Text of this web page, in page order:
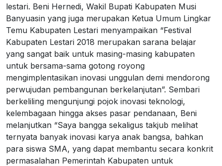
lestari. Beni Hernedi, Wakil Bupati Kabupaten Musi
Banyuasin yang juga merupakan Ketua Umum Lingkar
Temu Kabupaten Lestari menyampaikan “Festival
Kabupaten Lestari 2018 merupakan sarana belajar
yang sangat baik untuk masing-masing kabupaten
untuk bersama-sama gotong royong
mengimplentasikan inovasi unggulan demi mendorong
perwujudan pembangunan berkelanjutan”. Sembari
berkeliling mengunjungi pojok inovasi teknologi,
kelembagaan hingga akses pasar pendanaan, Beni
melanjutkan “Saya bangga sekaligus takjub melihat
ternyata banyak inovasi karya anak bangsa, bahkan
para siswa SMA, yang dapat membantu secara konkrit
permasalahan Pemerintah Kabupaten untuk